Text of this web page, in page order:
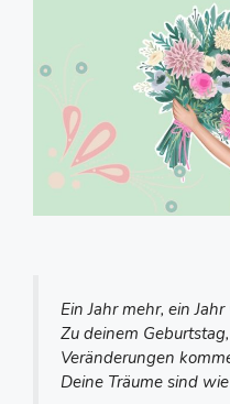
Ein Jahr mehr, ein
Zu deinem
Veränderungen
Deine Träume sind